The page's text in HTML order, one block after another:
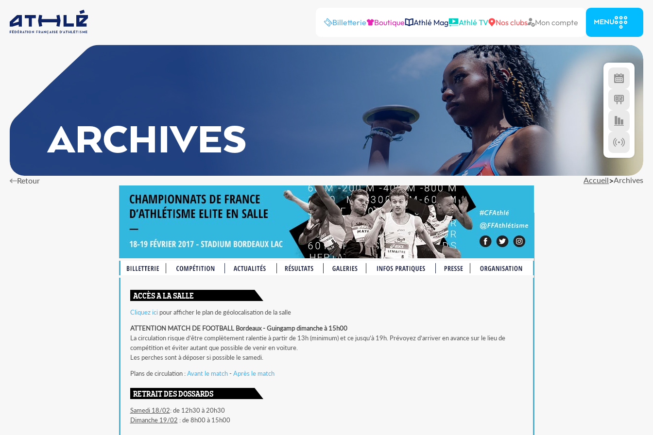
Billetterie Boutique Athlé Mag Athlé TV Nos clubs Mon compte MENU
ARCHIVES
Retour Accueil>Archives
QUALIFIÉS
MODULE D'ENGAGEMENT
MODALITÉS DE QUALIFICATION
PROCÉDURE DE QUALIFICATION
RÈGLEMENT DES COMPÉTITIONS
ACCÈS A LA SALLE
Cliquez icipour afficher le plan de géolocalisation de la salle
ATTENTION MATCH DE FOOTBALL Bordeaux - Guingamp dimanche à 15h00
La circulation risque d’être complètement ralentie à partir de 13h (minimum) et ce jusqu’à 19h. Prévoyez d’arriver en avance sur le lieu de
compétition et éviter autant que possible de venir en voiture.
Les perches sont à déposer si possible le samedi.
Plans de circulation :Avant le match- Après le match
RETRAIT DES DOSSARDS
Samedi 18/02: de 12h30 à 20h30
Dimanche 19/02 : de 8h00 à 15h00